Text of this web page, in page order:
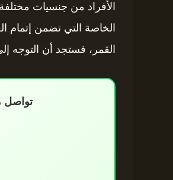
الأفراد من جنسيات
الخاصة التي تضمن إتمام
القمر، فستجد أن التوجه
تواصل